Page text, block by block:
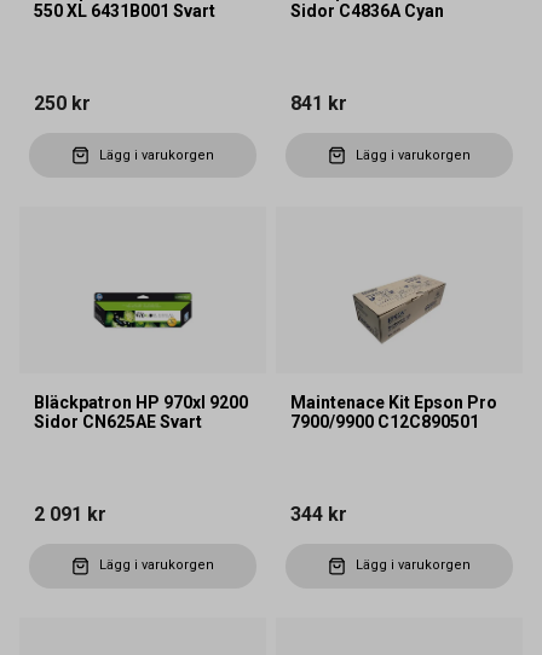
550 XL 6431B001 Svart
250 kr
Lägg i varukorgen
Sidor C4836A Cyan
841 kr
Lägg i varukorgen
Bläckpatron HP 970xl 9200
Sidor CN625AE Svart
2 091 kr
Lägg i varukorgen
Maintenace Kit Epson Pro
7900/9900 C12C890501
344 kr
Lägg i varukorgen